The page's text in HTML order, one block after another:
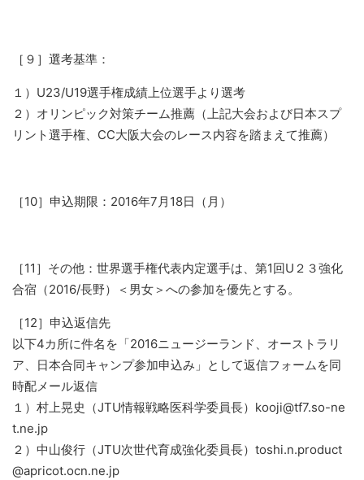
［９］選考基準：
１）U23/U19選手権成績上位選手より選考
２）オリンピック対策チーム推薦（上記大会および日本スプ
リント選手権、CC大阪大会のレース内容を踏まえて推薦）
［10］申込期限：2016年7月18日（月）
［11］その他：世界選手権代表内定選手は、第1回U２３強化
合宿（2016/長野）＜男女＞への参加を優先とする。
［12］申込返信先
以下4カ所に件名を「2016ニュージーランド、オーストラリ
ア、日本合同キャンプ参加申込み」として返信フォームを同
時配メール返信
１）村上晃史（JTU情報戦略医科学委員長）kooji@tf7.so-ne
t.ne.jp
２）中山俊行（JTU次世代育成強化委員長）toshi.n.product
@apricot.ocn.ne.jp